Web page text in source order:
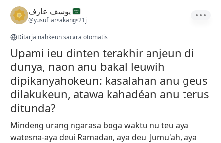
يوسف عارف
@yusuf_ar•akang•21j
Ditarjamahkeun sacara otomatis
Upami ieu dinten terakhir anjeun di
dunya, naon anu bakal leuwih
dipikanyahokeun: kasalahan anu geus
dilakukeun, atawa kahadéan anu terus
ditunda?
Mindeng urang ngarasa boga waktu nu teu aya
watesna-aya deui Ramadan, aya deui Jumu'ah, aya